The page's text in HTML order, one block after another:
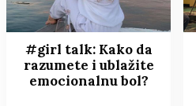
#girl talk: Kako da
razumete i ublažite
emocionalnu bol?